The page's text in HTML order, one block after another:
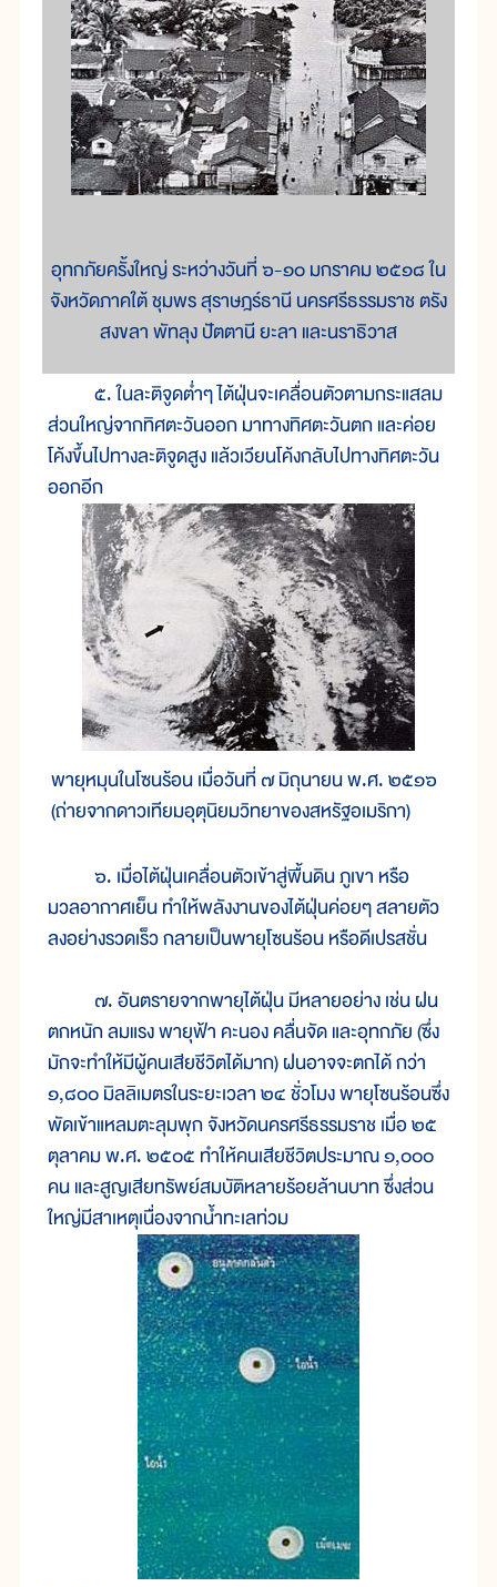
อุทกภัยครั้งใหญ่ ระหว่างวันที่ ๖-๑๐ มกราคม ๒๕๑๘ ใน
จังหวัดภาคใต้ ชุมพร สุราษฎร์ธานี นครศรีธรรมราช ตรัง
สงขลา พัทลุง ปัตตานี ยะลา และนราธิวาส
๕. ในละติจูดต่ำๆ ไต้ฝุ่นจะเคลื่อนตัวตามกระแสลม
ส่วนใหญ่จากทิศตะวันออก มาทางทิศตะวันตก และค่อย
โค้งขึ้นไปทางละติจูดสูง แล้วเวียนโค้งกลับไปทางทิศตะวัน
ออกอีก
พายุหมุนในโซนร้อน เมื่อวันที่ ๗ มิถุนายน พ.ศ. ๒๕๑๖
(ถ่ายจากดาวเทียมอุตุนิยมวิทยาของสหรัฐอเมริกา)
๖. เมื่อไต้ฝุ่นเคลื่อนตัวเข้าสู่พื้นดิน ภูเขา หรือ
มวลอากาศเย็น ทำให้พลังงานของไต้ฝุ่นค่อยๆ สลายตัว
ลงอย่างรวดเร็ว กลายเป็นพายุโซนร้อน หรือดีเปรสชั่น
๗. อันตรายจากพายุไต้ฝุ่น มีหลายอย่าง เช่น ฝน
ตกหนัก ลมแรง พายุฟ้า คะนอง คลื่นจัด และอุทกภัย (ซึ่ง
มักจะทำให้มีผู้คนเสียชีวิตได้มาก) ฝนอาจจะตกได้ กว่า
๑,๘๐๐ มิลลิเมตรในระยะเวลา ๒๔ ชั่วโมง พายุโซนร้อนซึ่ง
พัดเข้าแหลมตะลุมพุก จังหวัดนครศรีธรรมราช เมื่อ ๒๕
ตุลาคม พ.ศ. ๒๕๐๕ ทำให้คนเสียชีวิตประมาณ ๑,๐๐๐
คน และสูญเสียทรัพย์สมบัติหลายร้อยล้านบาท ซึ่งส่วน
ใหญ่มีสาเหตุเนื่องจากน้ำทะเลท่วม